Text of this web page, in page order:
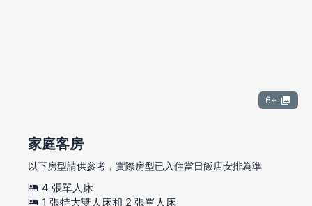
6+
家庭客房
以下房型請供參考，實際房型已入住當日飯店安排為準
4 張單人床
1 張特大雙人床和 2 張單人床